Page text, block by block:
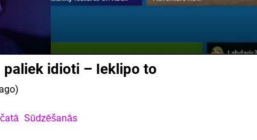
idioti – Ieklipo to
Sūdzēšanās